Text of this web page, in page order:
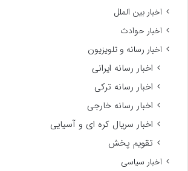
اخبار بین الملل
اخبار حوادث
اخبار رسانه و تلویزیون
اخبار رسانه ایرانی
اخبار رسانه ترکی
اخبار رسانه خارجی
اخبار سریال کره ای و آسیایی
تقویم پخش
اخبار سیاسی